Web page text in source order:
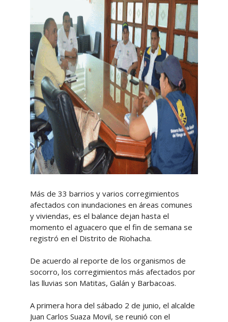
Más de 33 barrios y varios corregimientos
afectados con inundaciones en áreas comunes
y viviendas, es el balance dejan hasta el
momento el aguacero que el fin de semana se
registró en el Distrito de Riohacha.
De acuerdo al reporte de los organismos de
socorro, los corregimientos más afectados por
las lluvias son Matitas, Galán y Barbacoas.
A primera hora del sábado 2 de junio, el alcalde
Juan Carlos Suaza Movil, se reunió con el